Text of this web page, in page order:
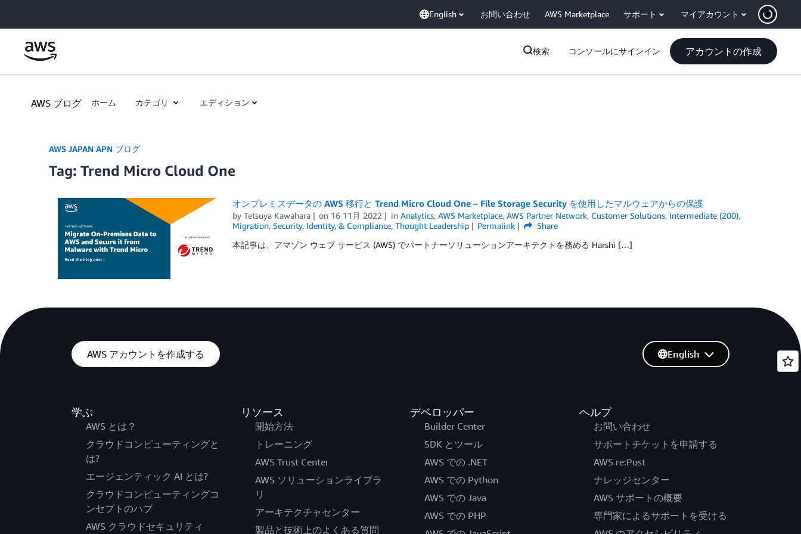
English お問い合わせ AWS Marketplace サポート マイアカウント
検索 コンソールにサインイン アカウントの作成
AWS ブログ ホーム カテゴリ エディション
AWS JAPAN APN ブログ
Tag: Trend Micro Cloud One
オンプレミスデータの AWS 移行と Trend Micro Cloud One – File Storage Security を使用したマルウェアからの保護
by Tetsuya Kawahara on 16 11月 2022 inAnalytics,AWS Marketplace,AWS Partner Network, Customer Solutions, Intermediate (200),
Migration, Security, Identity, & Compliance, Thought Leadership Permalink
Share
本記事は、アマゾン ウェブ サービス (AWS) でパートナーソリューションアーキテクトを務める Harshi […]
AWS アカウントを作成する
学ぶ
AWS とは？
クラウドコンピューティングと
は?
エージェンティック AI とは?
クラウドコンピューティングコ
ンセプトのハブ
AWS クラウドセキュリティ
リソース
開始方法
トレーニング
AWS Trust Center
AWS ソリューションライブラ
リ
アーキテクチャセンター
製品と技術上のよくある質問
デベロッパー
Builder Center
SDK とツール
AWS での .NET
AWS での Python
AWS での Java
AWS での PHP
ヘルプ
お問い合わせ
サポートチケットを申請する
AWS re:Post
ナレッジセンター
AWS サポートの概要
専門家によるサポートを受ける
English